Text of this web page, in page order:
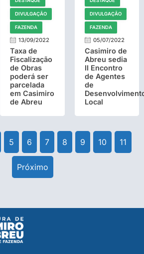
DIVULGAÇÃO
FAZENDA
13/09/2022
Taxa de
Fiscalização
de Obras
poderá ser
parcelada
em Casimiro
de Abreu
DIVULGAÇÃO
FAZENDA
05/07/2022
Casimiro de
Abreu sedia
II Encontro
de Agentes
de
Local
5 6 7 8 9 10 11
Próximo